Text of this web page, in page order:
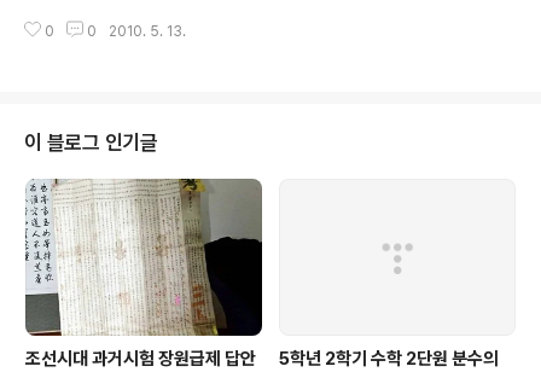
로 변환되고... 그것에 이름을 붙여 하드디스크와 인터넷에
면... 우리가 잘아는 쿡티비, SK텔레콤의 TV와 같이 지나
데... TV가 얼만큼의 도움이 될것인가... 한때 클릭교사에
대한 원성이 자자했던거 잊지 않았는지... 어찌되었건 나의
교실에도 이녀석이 왔다. 이른바 쿡TV 스쿨... http://ww
w.qookschool.co.kr/ 뭐 깨끗하게 생긴 홈페이지가 덩
그렇게 뜨고 아이디와 비밀번호를 넣는다. 그런 다음 U..
0 0 2010. 5. 13.
이 블로그 인기글
조선시대 과거시험 장원급제 답안
5학년 2학기 수학 2단원 분수의